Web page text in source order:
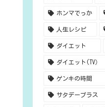
ホンマでっか
人生レシピ
ダイエット
ダイエット(TV）
ゲンキの時間
サタデープラス